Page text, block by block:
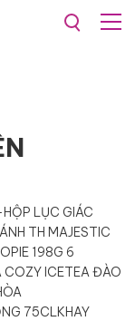
LỤC GIÁC
TH MAJESTIC
198G 6
ICETEA ĐÀO
75CLKHAY